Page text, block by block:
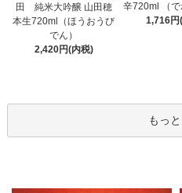
田 純米大吟醸 山田穂
本生720ml（ほうおうび
でん）
2,420円(内税)
辛720ml （で
1,716円
もっ